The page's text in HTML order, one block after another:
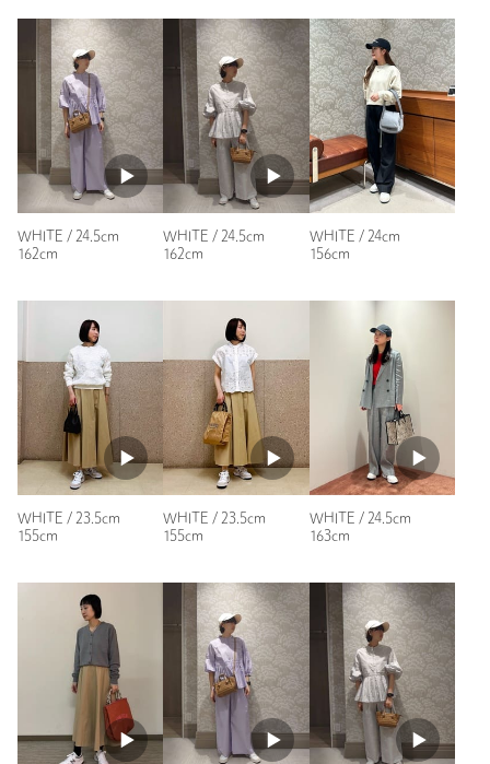
洗濯表示 洗濯表示について
商品番号 1731-4-000131
年代：60代～
身長： 166cm
普段の着用サイズ：
24.5cm
参考になった
購入サイズ：24.5cm
購入カラー：WHITE
購入商品のサイズ感： ちょうどよい
甲が広いのでワンサイズ上げて購入することが多いですが、こ
ちらは甲広め（でもそんなに幅広感なし）なので通常サイズで
選択しました。
春らしいライトな色合いで履き倒すの楽しみです
性別： 女性
年代：
普段の着用サイズ：
24.5cm
参考になった
※レビューは、個人の主観による感想・体感によるもので、商品の効果や性
WHITE / 24.5cm
162cm
WHITE / 24.5cm
162cm
WHITE / 24cm
156cm
WHITE / 23.5cm
155cm
WHITE / 23.5cm
155cm
WHITE / 24.5cm
163cm